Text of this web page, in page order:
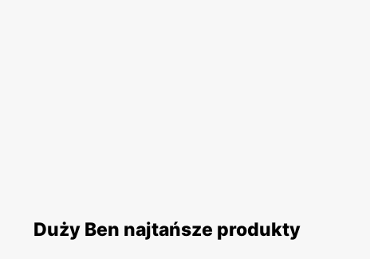
Duży Ben najtańsze produkty